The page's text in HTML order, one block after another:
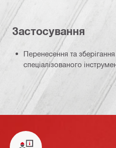
Застосування
Перенесення та
спеціалізованого